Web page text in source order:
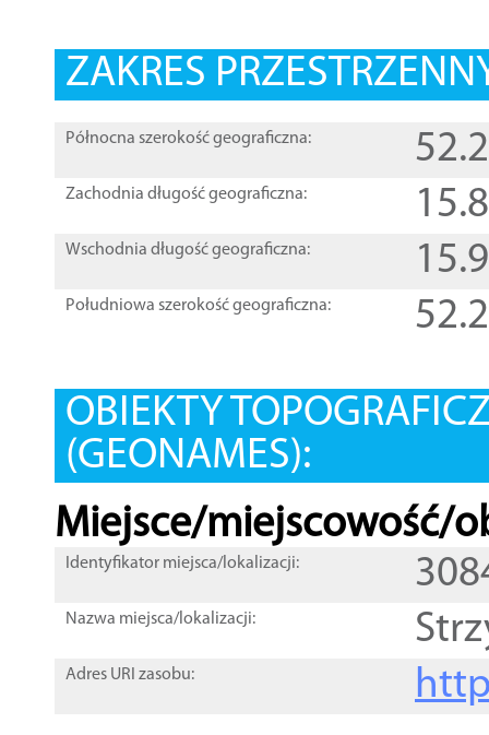
ZAKRES
Północna szerokość geograficzna:
Zachodnia długość geograficzna:
Wschodnia długość geograficzna:
Południowa szerokość geograficzna:
OBIEKTY
(GEONAMES):
Miejsce/miejscowość/
Identyfikator miejsca/lokalizacji:
Nazwa miejsca/lokalizacji:
Adres URI zasobu: